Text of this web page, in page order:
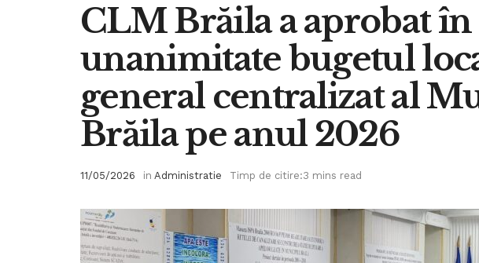
CLM Brăila a aprobat în
unanimitate bugetul
general centralizat al
Brăila pe anul 2026
11/05/2026 in Administratie Timp de citire:3 mins read